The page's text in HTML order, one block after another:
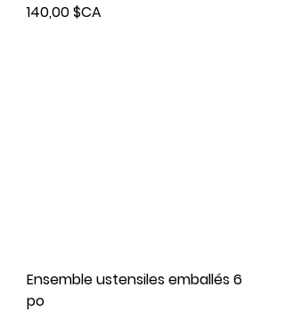
Prix
140,00 $CA
Ensemble ustensiles emballés 6
po